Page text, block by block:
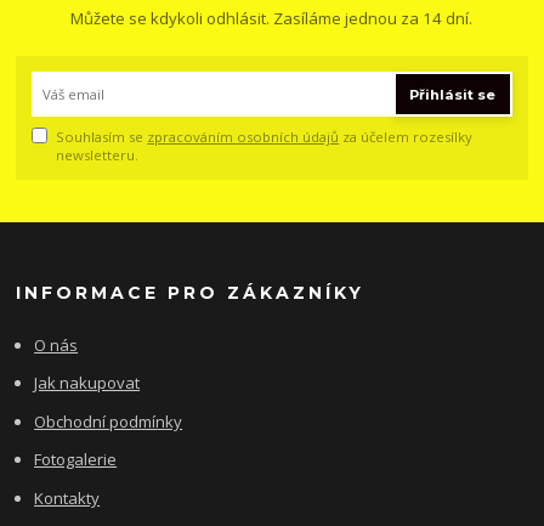
Můžete se kdykoli odhlásit. Zasíláme jednou za 14 dní.
Přihlásit se
Souhlasím se zpracováním osobních údajů za účelem rozesílky
newsletteru.
INFORMACE PRO ZÁKAZNÍKY
O nás
Jak nakupovat
Obchodní podmínky
Fotogalerie
Kontakty